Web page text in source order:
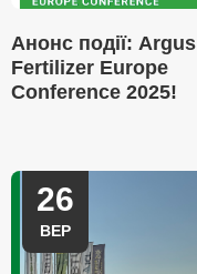
Анонс події: Argus
Fertilizer Europe
Conference 2025!
26
ВЕР